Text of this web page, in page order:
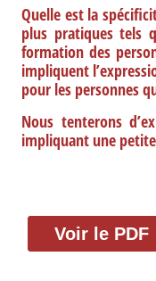
Quelle est la
plus pratiques tels
formation des
impliquent
pour les personnes
Nous tenterons
impliquant une
Voir le PDF